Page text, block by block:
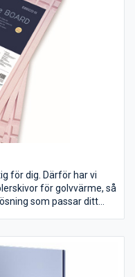
för dig. Därför har vi
för golvvärme, så
som passar ditt